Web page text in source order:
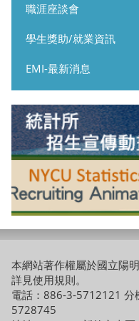
職涯座談會
學生獎助/就業資訊
EMI-最新消息
本網站著作權屬於國立陽
詳見使用規則。
電話：886-3-5712121
5728745